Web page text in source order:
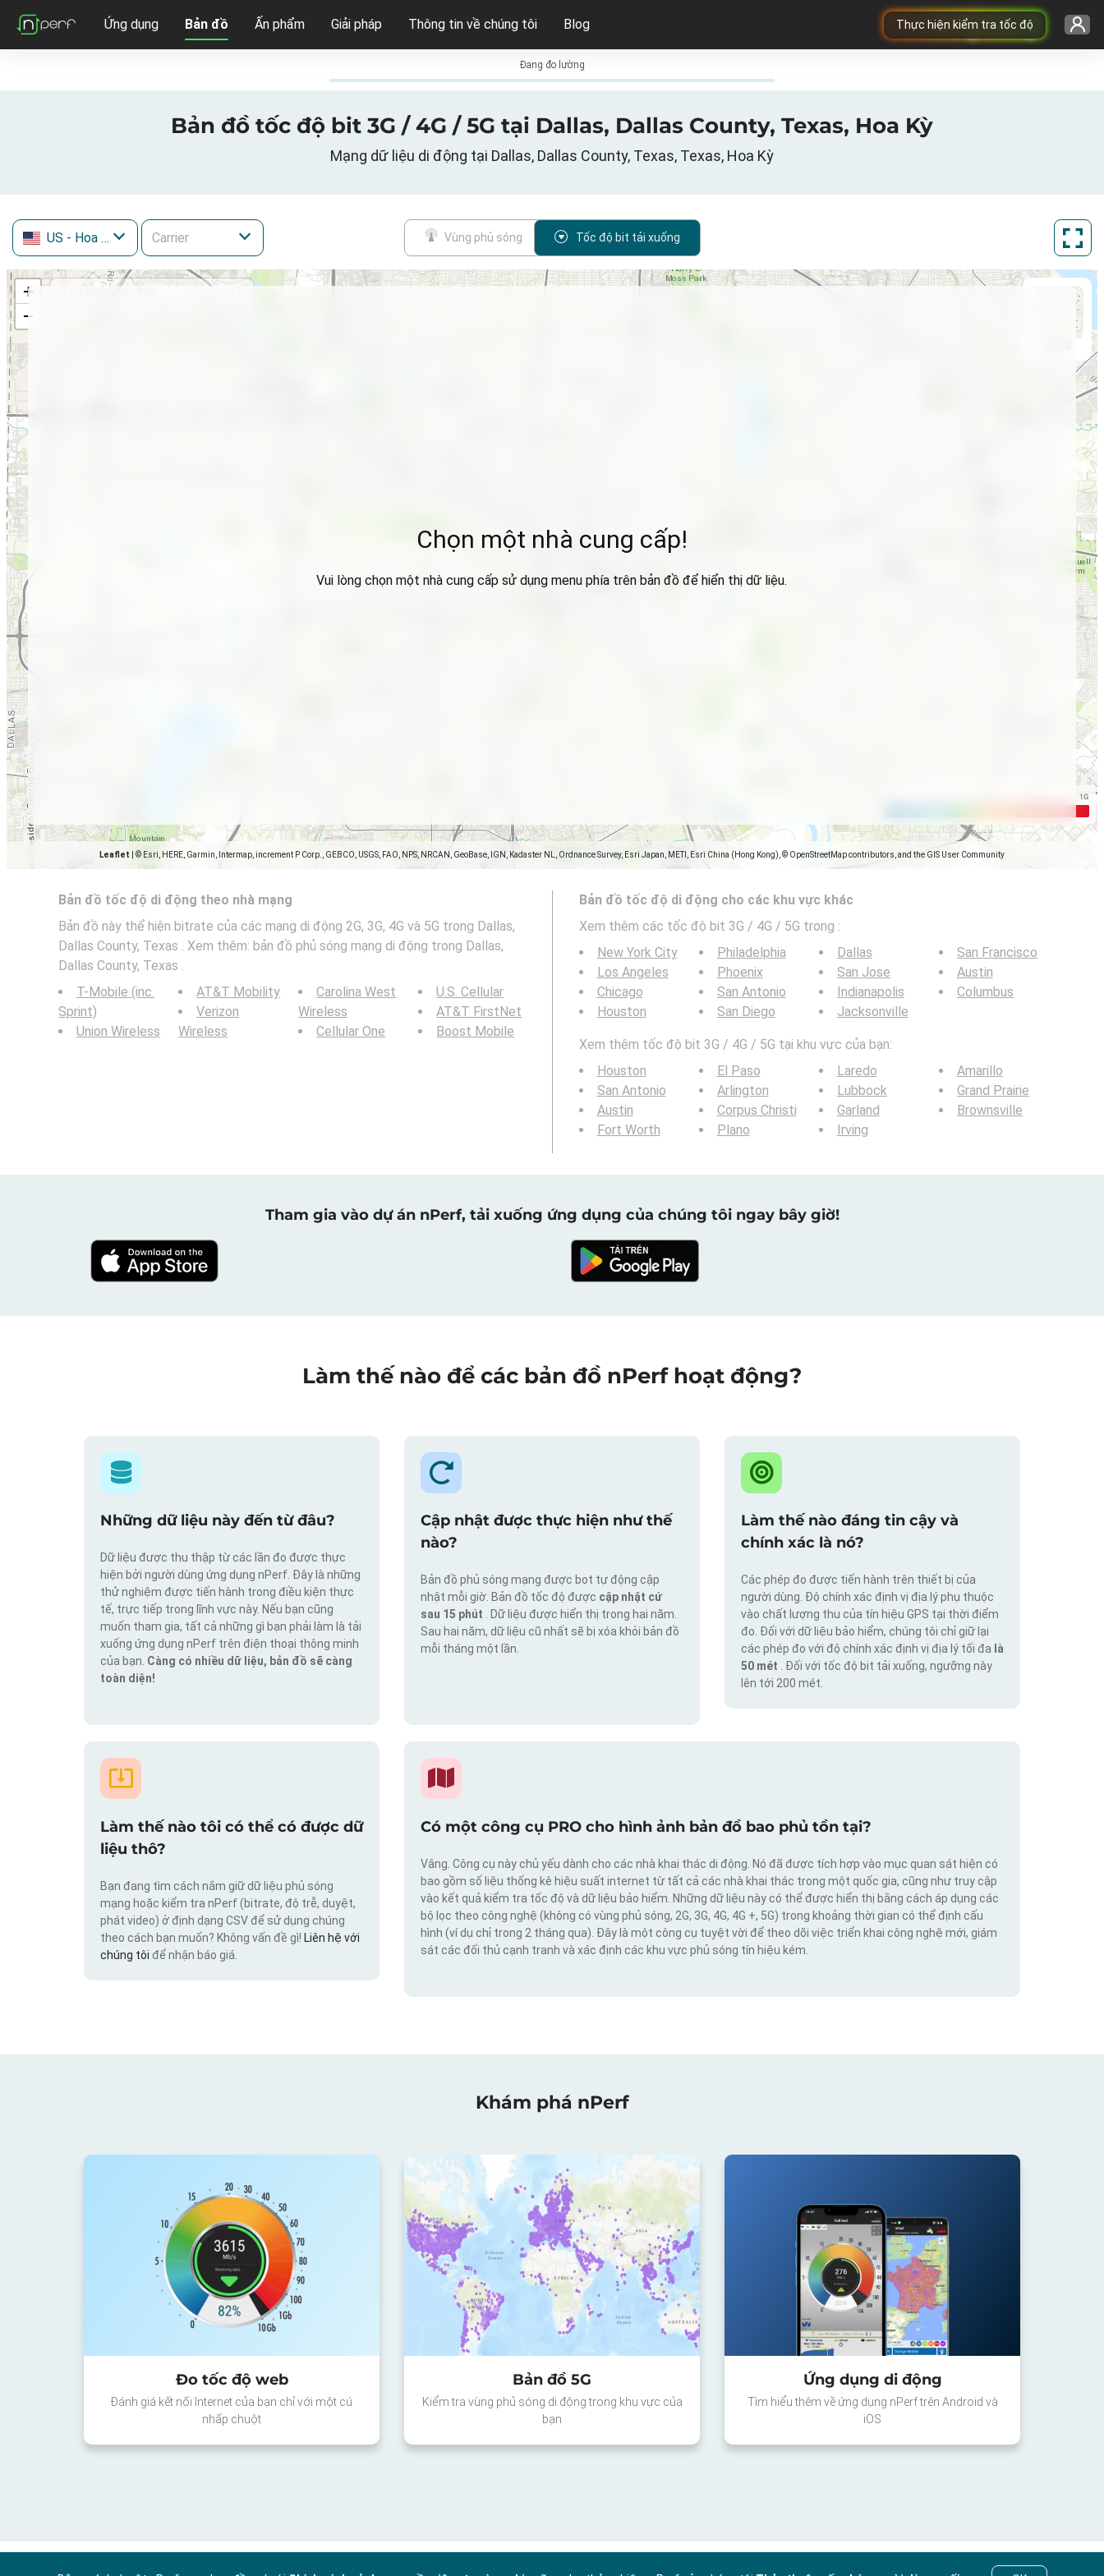
Thực hiện kiểm tra tốc độ
Ứng dụng Bản đồ Ấn phẩm Giải pháp Thông tin về chúng tôi Blog
Đang đo lường
Bản đồ tốc độ bit 3G / 4G / 5G tại Dallas, Dallas County, Texas, Hoa Kỳ
Mạng dữ liệu di động tại Dallas, Dallas County, Texas, Texas, Hoa Kỳ
US - Hoa Kỳ Vùng phủ sóng Tốc độ bit tải xuống
+
−
Leaflet © Esri, HERE, Garmin, Intermap, increment P Corp., GEBCO, USGS, FAO, NPS, NRCAN, GeoBase, IGN, Kadaster NL, Ordnance Survey, Esri Japan, METI, Esri China (Hong Kong), © OpenStreetMap contributors, and the GIS User Community
Chọn một nhà cung cấp!
Vui lòng chọn một nhà cung cấp sử dụng menu phía trên bản đồ để hiển thị dữ liệu.
Bản đồ tốc độ di động theo nhà mạng
Bản đồ này thể hiện bitrate của các mạng di động 2G, 3G, 4G và 5G trong Dallas,
Dallas County, Texas . Xem thêm: bản đồ phủ sóng mạng di động trong Dallas,
Dallas County, Texas .
T-Mobile (inc.
Sprint)
Union Wireless
AT&T Mobility
Verizon
Wireless
Carolina West
Wireless
Cellular One
U.S. Cellular
AT&T FirstNet
Boost Mobile
Bản đồ tốc độ di động cho các khu vực khác
Xem thêm các tốc độ bit 3G / 4G / 5G trong :
New York City
Los Angeles
Chicago
Houston
Philadelphia
Phoenix
San Antonio
San Diego
Dallas
San Jose
Indianapolis
Jacksonville
San Francisco
Austin
Columbus
Xem thêm tốc độ bit 3G / 4G / 5G tại khu vực của bạn:
Houston
San Antonio
Austin
Fort Worth
El Paso
Arlington
Corpus Christi
Plano
Laredo
Lubbock
Garland
Irving
Amarillo
Grand Prairie
Brownsville
Tham gia vào dự án nPerf, tải xuống ứng dụng của chúng tôi ngay bây giờ!
Làm thế nào để các bản đồ nPerf hoạt động?
Những dữ liệu này đến từ đâu?
Dữ liệu được thu thập từ các lần đo được thực
hiện bởi người dùng ứng dụng nPerf. Đây là những
thử nghiệm được tiến hành trong điều kiện thực
tế, trực tiếp trong lĩnh vực này. Nếu bạn cũng
muốn tham gia, tất cả những gì bạn phải làm là tải
xuống ứng dụng nPerf trên điện thoại thông minh
của bạn. Càng có nhiều dữ liệu, bản đồ sẽ càng
toàn diện!
Cập nhật được thực hiện như thế
nào?
Bản đồ phủ sóng mạng được bot tự động cập
nhật mỗi giờ. Bản đồ tốc độ được cập nhật cứ
sau 15 phút
. Dữ liệu được hiển thị trong hai năm.
Sau hai năm, dữ liệu cũ nhất sẽ bị xóa khỏi bản đồ
mỗi tháng một lần.
Làm thế nào đáng tin cậy và
chính xác là nó?
Các phép đo được tiến hành trên thiết bị của
người dùng. Độ chính xác định vị địa lý phụ thuộc
vào chất lượng thu của tín hiệu GPS tại thời điểm
đo. Đối với dữ liệu bảo hiểm, chúng tôi chỉ giữ lại
các phép đo với độ chính xác định vị địa lý tối đa là
50 mét
. Đối với tốc độ bit tải xuống, ngưỡng này
lên tới 200 mét.
Làm thế nào tôi có thể có được dữ
liệu thô?
Bạn đang tìm cách nắm giữ dữ liệu phủ sóng
mạng hoặc kiểm tra nPerf (bitrate, độ trễ, duyệt,
phát video) ở định dạng CSV để sử dụng chúng
theo cách bạn muốn? Không vấn đề gì! Liên hệ với
chúng tôi để nhận báo giá.
Có một công cụ PRO cho hình ảnh bản đồ bao phủ tồn tại?
Vâng. Công cụ này chủ yếu dành cho các nhà khai thác di động. Nó đã được tích hợp vào mục quan sát hiện có
bao gồm số liệu thống kê hiệu suất internet từ tất cả các nhà khai thác trong một quốc gia, cũng như truy cập
vào kết quả kiểm tra tốc độ và dữ liệu bảo hiểm. Những dữ liệu này có thể được hiển thị bằng cách áp dụng các
bộ lọc theo công nghệ (không có vùng phủ sóng, 2G, 3G, 4G, 4G +, 5G) trong khoảng thời gian có thể định cấu
hình (ví dụ chỉ trong 2 tháng qua). Đây là một công cụ tuyệt vời để theo dõi việc triển khai công nghệ mới, giám
sát các đối thủ cạnh tranh và xác định các khu vực phủ sóng tín hiệu kém.
Khám phá nPerf
Đo tốc độ web
Đánh giá kết nối Internet của bạn chỉ với một cú
nhấp chuột
Bản đồ 5G
Kiểm tra vùng phủ sóng di động trong khu vực của
bạn
Ứng dụng di động
Tìm hiểu thêm về ứng dụng nPerf trên Android và
iOS